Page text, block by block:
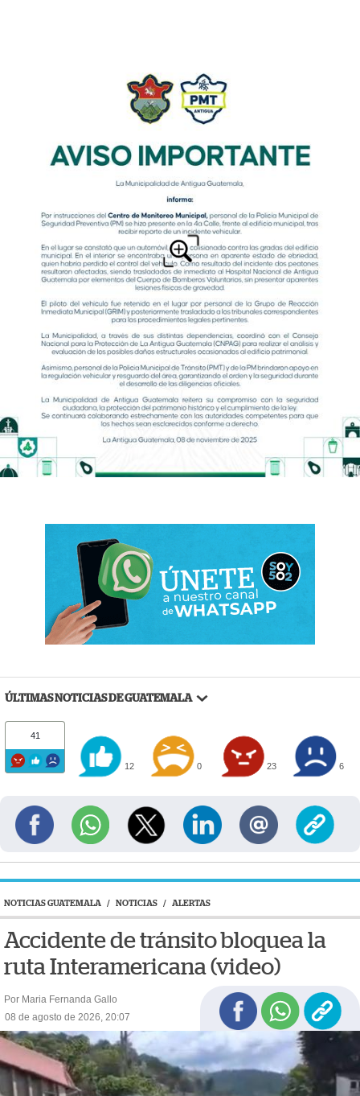
ÚLTIMAS NOTICIAS DE GUATEMALA
41
12 0 23 6
NOTICIAS GUATEMALA / NOTICIAS / ALERTAS
Accidente de tránsito bloquea la
ruta Interamericana (video)
Por Maria Fernanda Gallo
08 de agosto de 2026, 20:07